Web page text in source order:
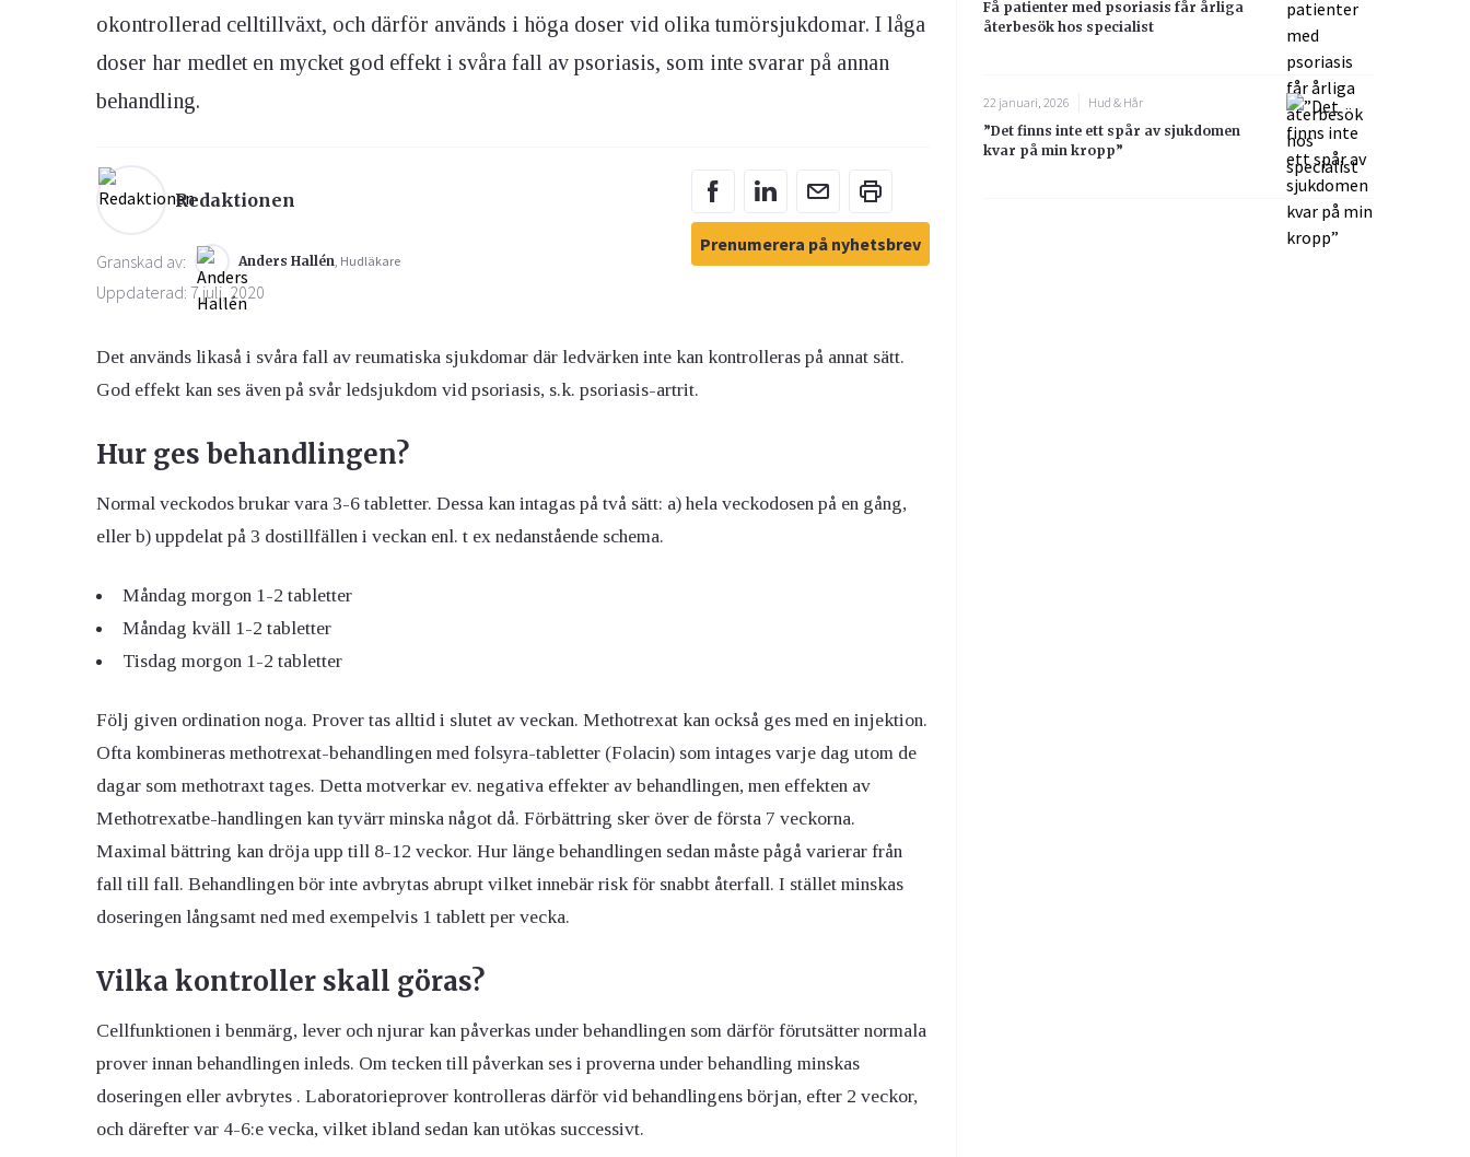
Ögon & Öron
Övervikt
okontrollerad celltillväxt, och därför används i höga doser vid olika tumörsjukdomar. I låga
doser har medlet en mycket god effekt i svåra fall av psoriasis, som inte svarar på annan
behandling.
Redaktionen
Granskad av: Anders Hallén, Hudläkare
Uppdaterad: 7 juli, 2020
Prenumerera på nyhetsbrev
Det används likaså i svåra fall av reumatiska sjukdomar där ledvärken inte kan kontrolleras på annat sätt.
God effekt kan ses även på svår ledsjukdom vid psoriasis, s.k. psoriasis-artrit.
Hur ges behandlingen?
Normal veckodos brukar vara 3-6 tabletter. Dessa kan intagas på två sätt: a) hela veckodosen på en gång,
eller b) uppdelat på 3 dostillfällen i veckan enl. t ex nedanstående schema.
Måndag morgon 1-2 tabletter
Måndag kväll 1-2 tabletter
Tisdag morgon 1-2 tabletter
Följ given ordination noga. Prover tas alltid i slutet av veckan. Methotrexat kan också ges med en injektion.
Ofta kombineras methotrexat-behandlingen med folsyra-tabletter (Folacin) som intages varje dag utom de
dagar som methotraxt tages. Detta motverkar ev. negativa effekter av behandlingen, men effekten av
Methotrexatbe-handlingen kan tyvärr minska något då. Förbättring sker över de första 7 veckorna.
Maximal bättring kan dröja upp till 8-12 veckor. Hur länge behandlingen sedan måste pågå varierar från
fall till fall. Behandlingen bör inte avbrytas abrupt vilket innebär risk för snabbt återfall. I stället minskas
doseringen långsamt ned med exempelvis 1 tablett per vecka.
Vilka kontroller skall göras?
Cellfunktionen i benmärg, lever och njurar kan påverkas under behandlingen som därför förutsätter normala
prover innan behandlingen inleds. Om tecken till påverkan ses i proverna under behandling minskas
doseringen eller avbrytes . Laboratorieprover kontrolleras därför vid behandlingens början, efter 2 veckor,
och därefter var 4-6:e vecka, vilket ibland sedan kan utökas successivt.
Få patienter med psoriasis får årliga
återbesök hos specialist
22 januari, 2026
Hud & Hår
”Det finns inte ett spår av sjukdomen
kvar på min kropp”